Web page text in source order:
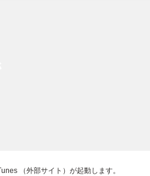
（外部サイト）が起動します。